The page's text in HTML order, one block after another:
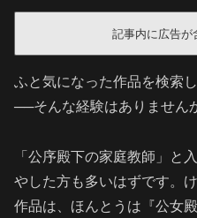
記事内に広告が
ふと気になった作品を検索
──そんな経験はありません
「公序殿下の家庭教師」と
やした方も多いはずです。
作品は、ほんとうは『公女